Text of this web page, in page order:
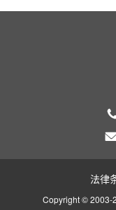
法律
Copyright © 2003-